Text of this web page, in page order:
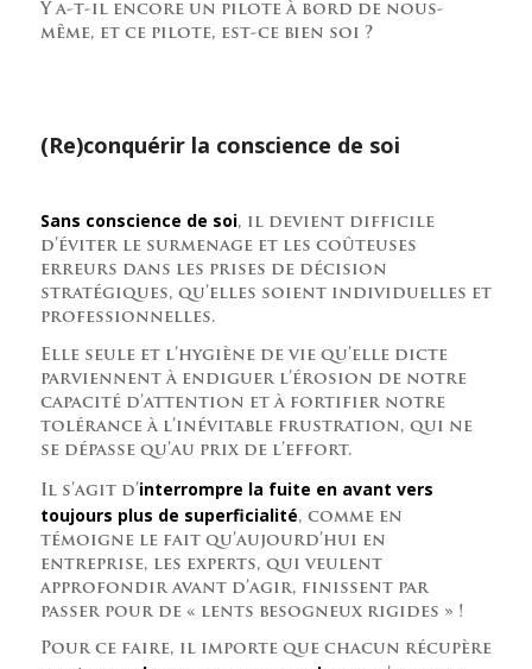
Y a-t-il encore un pilote à bord de nous-
même, et ce pilote, est-ce bien soi ?
(Re)conquérir la conscience de soi
Sans conscience de soi, il devient difficile
d’éviter le surmenage et les coûteuses
erreurs dans les prises de décision
stratégiques, qu’elles soient individuelles et
professionnelles.
Elle seule et l’hygiène de vie qu’elle dicte
parviennent à endiguer l’érosion de notre
capacité d’attention et à fortifier notre
tolérance à l’inévitable frustration, qui ne
se dépasse qu’au prix de l’effort.
Il s’agit d’interrompre la fuite en avant vers
toujours plus de superficialité, comme en
témoigne le fait qu’aujourd’hui en
entreprise, les experts, qui veulent
approfondir avant d’agir, finissent par
passer pour de « lents besogneux rigides » !
Pour ce faire, il importe que chacun récupère